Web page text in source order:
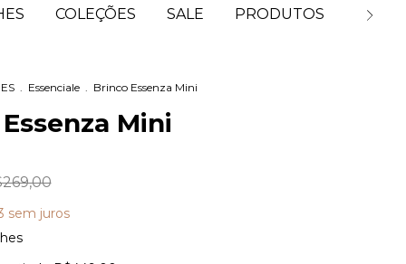
COLEÇÕES SALE PRODUTOS BLOG
. Essenciale . Brinco Essenza Mini
Mini
sem juros